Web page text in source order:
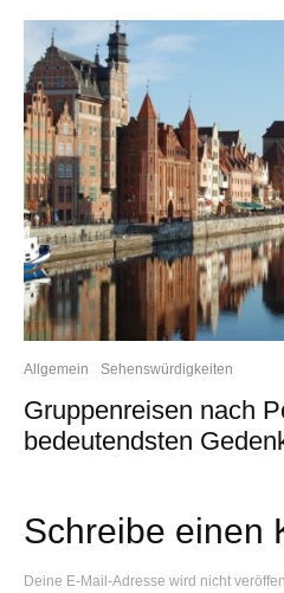
Allgemein Sehenswürdigkeiten
Gruppenreisen nach
bedeutendsten
Schreibe einen
Deine E-Mail-Adresse wird nicht